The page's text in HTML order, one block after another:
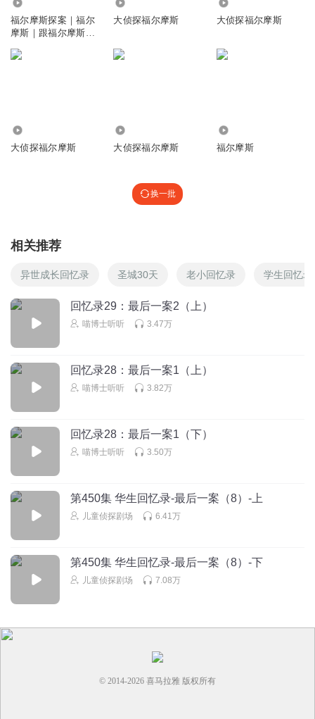
十月是只小猫咪
嗨嗨嗨嗨嗨嗨嗨嗨嗨嗨嗨嗨嗨嗨嗨嗨嗨嗨嗨嗨嗨嗨嗨嗨嗨嗨
嗨
回复
好胃口呵呵哒不到九点回复 @ 吃腊八粥: 张忠元张忠元张忠元张忠
忠元张忠元张忠元张忠元张忠元张忠元张忠元张忠元张忠元张忠元
张忠元张忠元张忠
sousou嗖嗖
好叫人们带来不便秘书长
回复
抓一只小狗
福尔摩斯探案｜福尔
摩斯｜跟福尔摩斯一
大侦探福尔摩斯 大侦探福尔摩斯
大侦探福尔摩斯 大侦探福尔摩斯 福尔摩斯
换一批
相关推荐
异世成长回忆录 圣城30天 老小回忆录 学生回忆录
回忆录29：最后一案2（上）
喵博士听听 3.47万
回忆录28：最后一案1（上）
喵博士听听 3.82万
回忆录28：最后一案1（下）
喵博士听听 3.50万
第450集 华生回忆录-最后一案（8）-上
儿童侦探剧场 6.41万
第450集 华生回忆录-最后一案（8）-下
儿童侦探剧场 7.08万
© 2014-2026 喜马拉雅 版权所有